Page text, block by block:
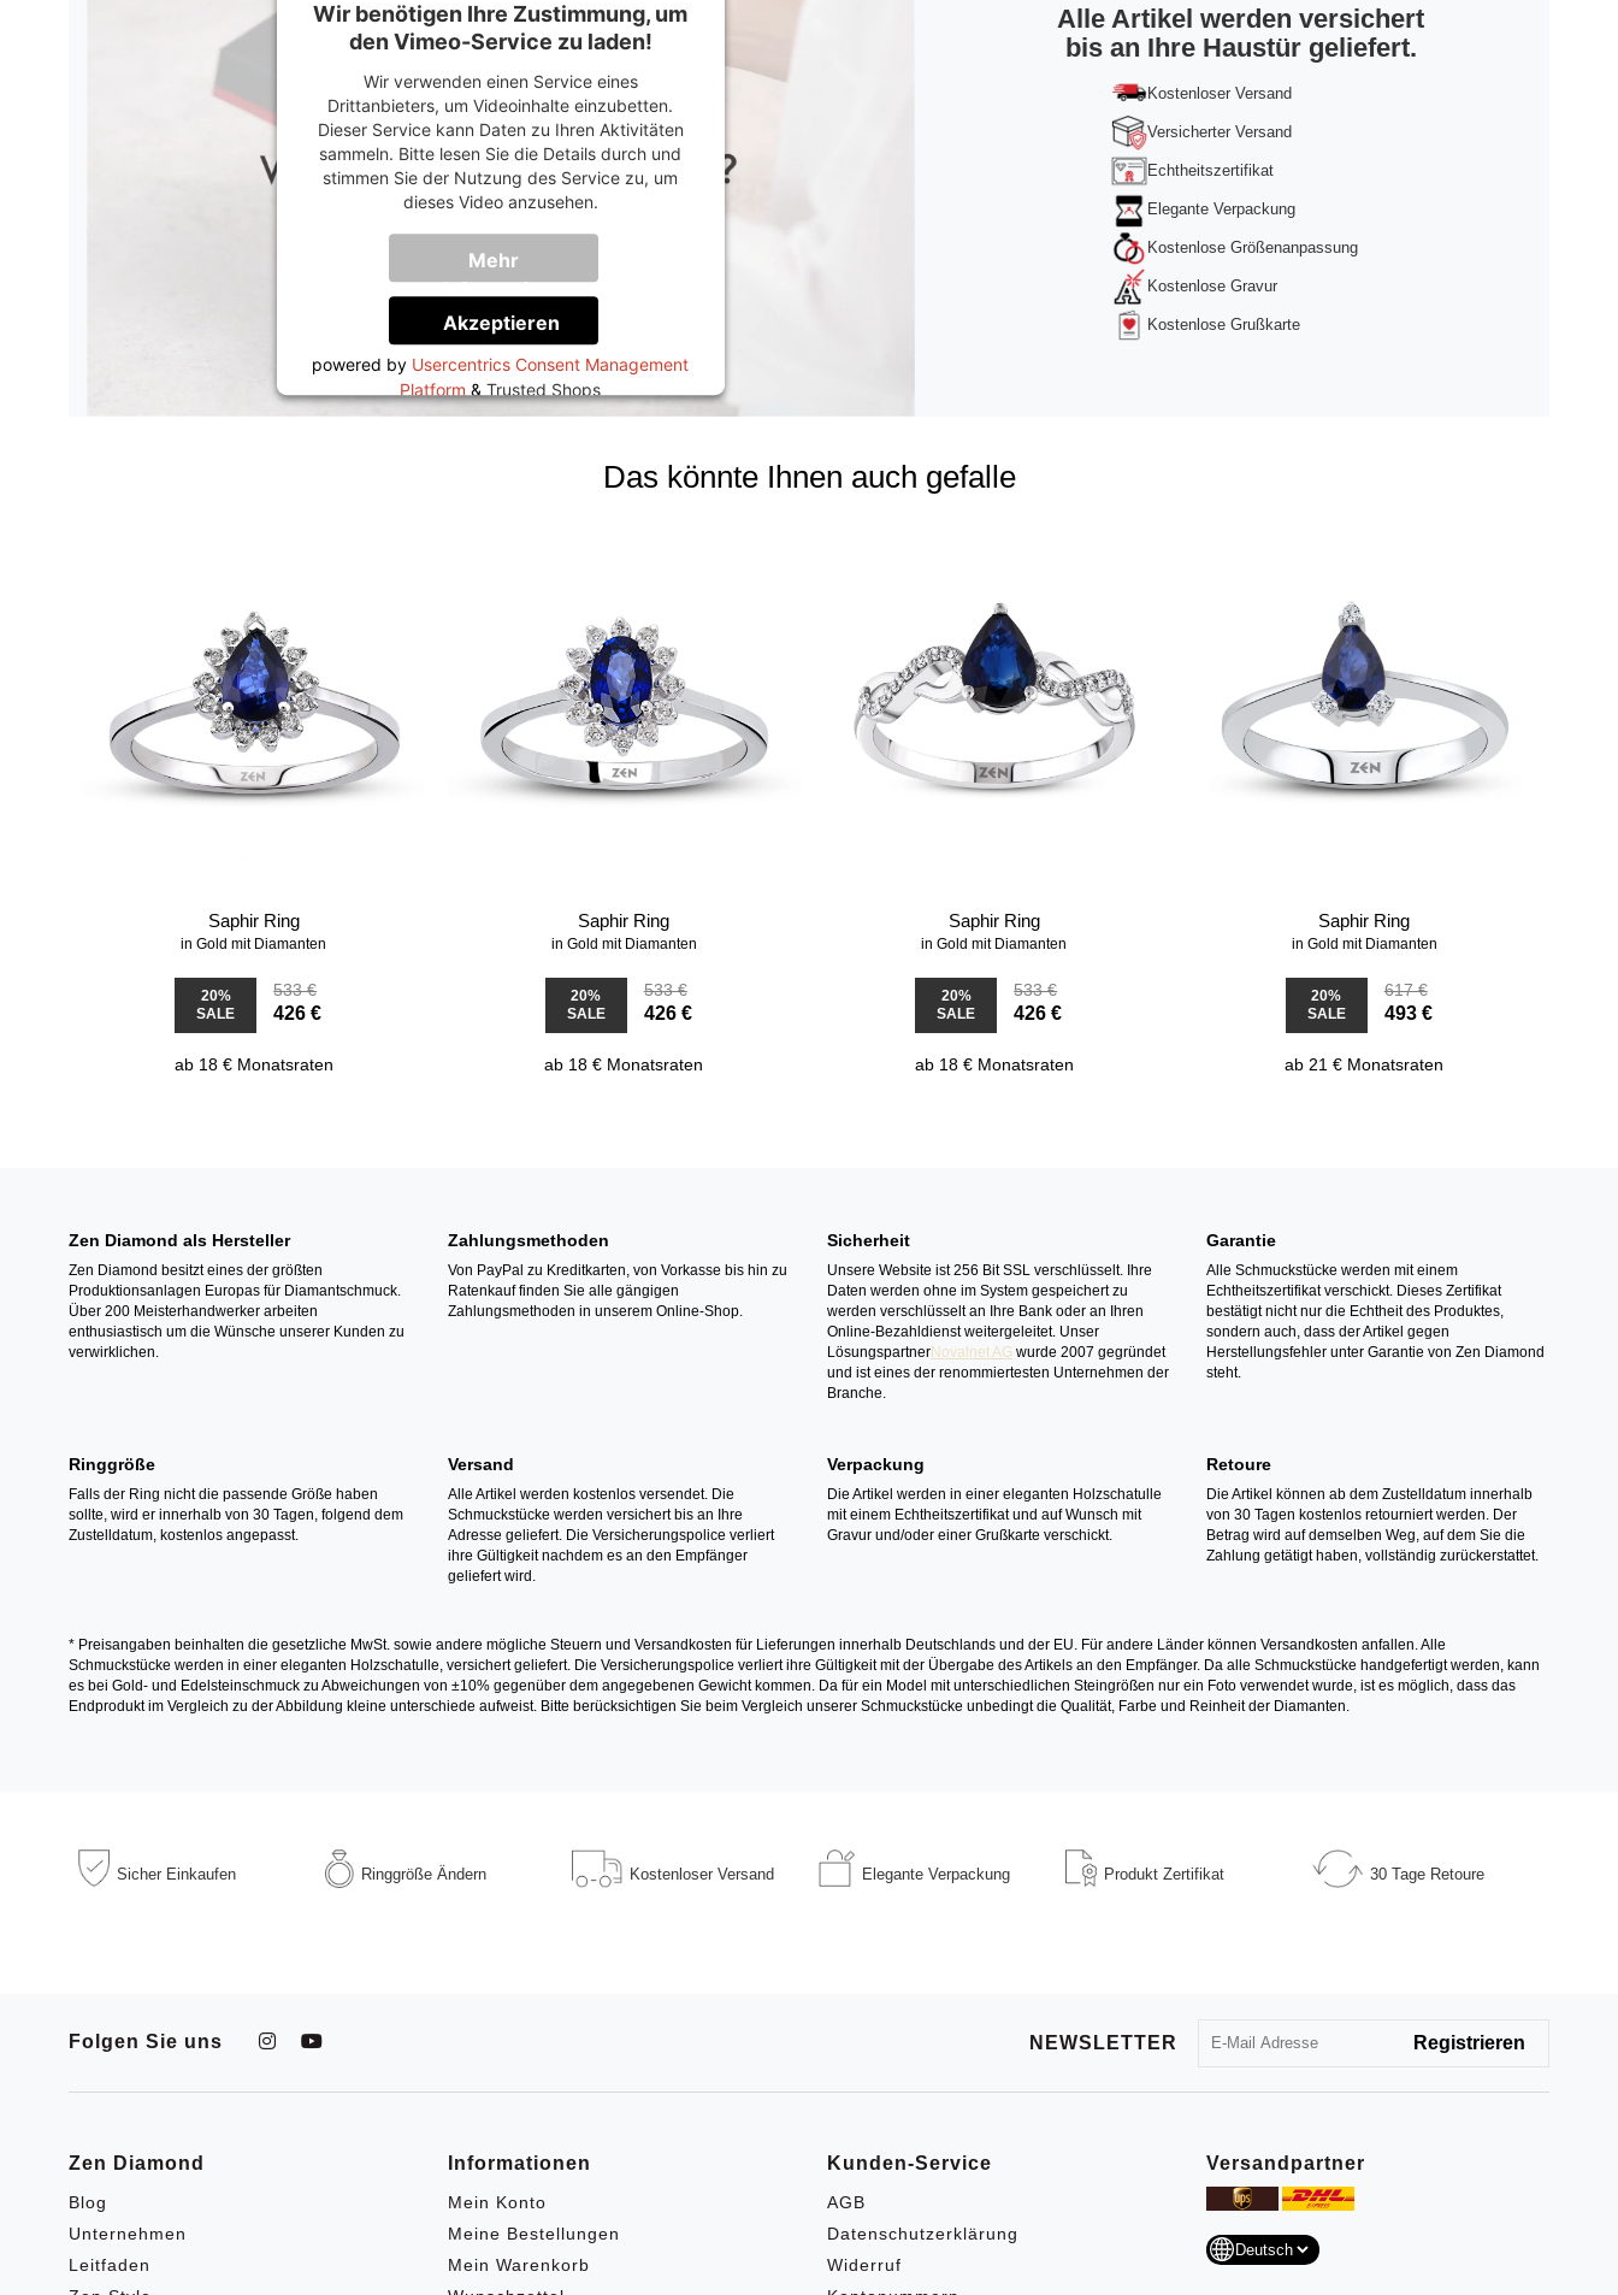
Wir benötigen Ihre Zustimmung, um
den Vimeo-Service zu laden!
Wir verwenden einen Service eines
Drittanbieters, um Videoinhalte einzubetten.
Dieser Service kann Daten zu Ihren Aktivitäten
sammeln. Bitte lesen Sie die Details durch und
stimmen Sie der Nutzung des Service zu, um
dieses Video anzusehen.
Mehr
Informationen
Akzeptieren
powered by Usercentrics Consent Management
Platform&Trusted Shops
Alle Artikel werden versichert
bis an Ihre Haustür geliefert.
Kostenloser Versand
Versicherter Versand
Echtheitszertifikat
Elegante Verpackung
Kostenlose Größenanpassung
Kostenlose Gravur
Kostenlose Grußkarte
Das könnte Ihnen auch gefalle
Saphir Ring
in Gold mit Diamanten
20%
SALE
533 €
426 €
ab 18 € Monatsraten
Saphir Ring
in Gold mit Diamanten
20%
SALE
533 €
426 €
ab 18 € Monatsraten
Saphir Ring
in Gold mit Diamanten
20%
SALE
533 €
426 €
ab 18 € Monatsraten
Saphir Ring
in Gold mit Diamanten
20%
SALE
617 €
493 €
ab 21 € Monatsraten
Zen Diamond als Hersteller
Zen Diamond besitzt eines der größten
Produktionsanlagen Europas für Diamantschmuck.
Über 200 Meisterhandwerker arbeiten
enthusiastisch um die Wünsche unserer Kunden zu
verwirklichen.
Zahlungsmethoden
Von PayPal zu Kreditkarten, von Vorkasse bis hin zu
Ratenkauf finden Sie alle gängigen
Zahlungsmethoden in unserem Online-Shop.
Sicherheit
Unsere Website ist 256 Bit SSL verschlüsselt. Ihre
Daten werden ohne im System gespeichert zu
werden verschlüsselt an Ihre Bank oder an Ihren
Online-Bezahldienst weitergeleitet. Unser
LösungspartnerNovalnet AG wurde 2007 gegründet
und ist eines der renommiertesten Unternehmen der
Branche.
Garantie
Alle Schmuckstücke werden mit einem
Echtheitszertifikat verschickt. Dieses Zertifikat
bestätigt nicht nur die Echtheit des Produktes,
sondern auch, dass der Artikel gegen
Herstellungsfehler unter Garantie von Zen Diamond
steht.
Ringgröße
Falls der Ring nicht die passende Größe haben
sollte, wird er innerhalb von 30 Tagen, folgend dem
Zustelldatum, kostenlos angepasst.
Versand
Alle Artikel werden kostenlos versendet. Die
Schmuckstücke werden versichert bis an Ihre
Adresse geliefert. Die Versicherungspolice verliert
ihre Gültigkeit nachdem es an den Empfänger
geliefert wird.
Verpackung
Die Artikel werden in einer eleganten Holzschatulle
mit einem Echtheitszertifikat und auf Wunsch mit
Gravur und/oder einer Grußkarte verschickt.
Retoure
Die Artikel können ab dem Zustelldatum innerhalb
von 30 Tagen kostenlos retourniert werden. Der
Betrag wird auf demselben Weg, auf dem Sie die
Zahlung getätigt haben, vollständig zurückerstattet.
* Preisangaben beinhalten die gesetzliche MwSt. sowie andere mögliche Steuern und Versandkosten für Lieferungen innerhalb Deutschlands und der EU. Für andere Länder können Versandkosten anfallen. Alle
Schmuckstücke werden in einer eleganten Holzschatulle, versichert geliefert. Die Versicherungspolice verliert ihre Gültigkeit mit der Übergabe des Artikels an den Empfänger. Da alle Schmuckstücke handgefertigt werden, kann
es bei Gold- und Edelsteinschmuck zu Abweichungen von ±10% gegenüber dem angegebenen Gewicht kommen. Da für ein Model mit unterschiedlichen Steingrößen nur ein Foto verwendet wurde, ist es möglich, dass das
Endprodukt im Vergleich zu der Abbildung kleine unterschiede aufweist. Bitte berücksichtigen Sie beim Vergleich unserer Schmuckstücke unbedingt die Qualität, Farbe und Reinheit der Diamanten.
Sicher Einkaufen RinggrößeÄndern Kostenloser Versand Elegante Verpackung Produkt Zertifikat 30 Tage Retoure
Folgen Sie uns NEWSLETTER
Zen Diamond
Blog
Unternehmen
Leitfaden
Informationen
Mein Konto
Meine Bestellungen
Mein Warenkorb
Kunden-Service
AGB
Datenschutzerklärung
Widerruf
Versandpartner